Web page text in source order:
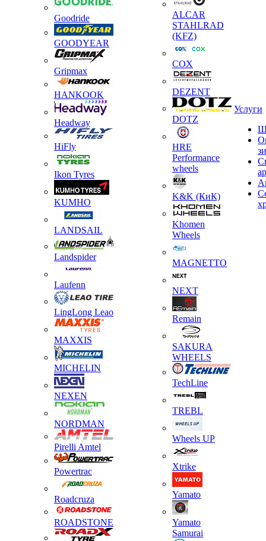
Goodride
GOODYEAR
Gripmax
HANKOOK
Headway
HiFly
Ikon Tyres
KUMHO
LANDSAIL
Landspider
Laufenn
LingLong Leao
MAXXIS
MICHELIN
NEXEN
NORDMAN
Pirelli Amtel
Powertrac
Roadcruza
ROADSTONE
ALCAR
STAHLRAD
(KFZ)
COX
DEZENT
DOTZ
HRE
Performance
wheels
K&K (КиК)
Khomen
Wheels
MAGNETTO
NEXT
Remain
SAKURA
WHEELS
TechLine
TREBL
Wheels UP
Xtrike
Yamato
Yamato
Samurai
Услуги